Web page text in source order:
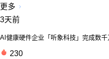
更多
3天前
AI健康硬件企业「听象科技」完成数
230